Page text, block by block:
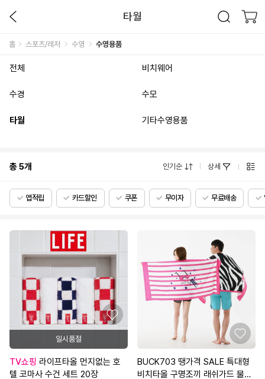
타월
홈 스포츠/레저 수영 수영용품
전체 비치웨어
수경 수모
타월 기타수영용품
총5개 인기순 상세
앱적립 카드할인 쿠폰 무이자 무료배송
일시품절
TV쇼핑
텔 코마사 수건 세트 20장
BUCK703 땡가격 SALE 특대형
비치타올 구명조끼 래쉬가드 물놀